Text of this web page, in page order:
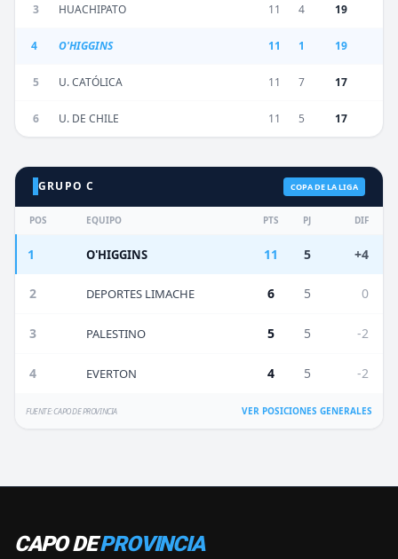
3 HUACHIPATO 11 4 19
4 O'HIGGINS 11 1 19
5 U. CATÓLICA 11 7 17
6 U. DE CHILE 11 5 17
GRUPO C COPA DE LA LIGA
POS EQUIPO PTS PJ DIF
1 O'HIGGINS 11 5 +4
2 DEPORTES LIMACHE 6 5 0
3 PALESTINO 5 5 -2
4 EVERTON 4 5 -2
FUENTE: CAPO DE PROVINCIA VER POSICIONES GENERALES
CAPO DEPROVINCIA